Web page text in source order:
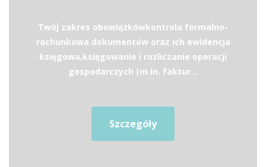
Twój zakres obowiązkówkontrola formalno-
rachunkowa dokumentów oraz ich ewidencja
księgowa,księgowanie i rozliczanie operacji
gospodarczych (m.in. faktur...
Szczegóły